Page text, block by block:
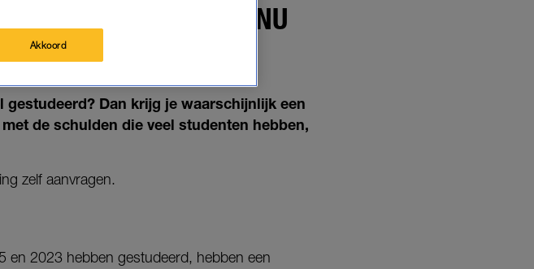
JE KUNT NU
SCHIPHOF
gestudeerd? Dan krijg je waarschijnlijk een
de schulden die veel studenten hebben,
zelf aanvragen.
en 2023 hebben gestudeerd, hebben een
Akkoord